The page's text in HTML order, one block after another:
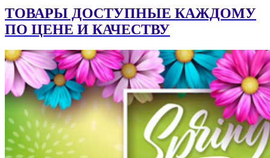
ТОВАРЫ ДОСТУПНЫЕ КАЖДОМУ
ПО ЦЕНЕ И КАЧЕСТВУ